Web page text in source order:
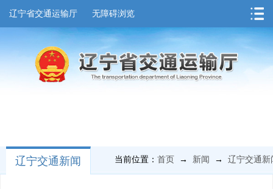
辽宁省交通运输厅 无障碍浏览
辽宁交通新闻 当前位置： 首页 → 新闻 → 辽宁交通新